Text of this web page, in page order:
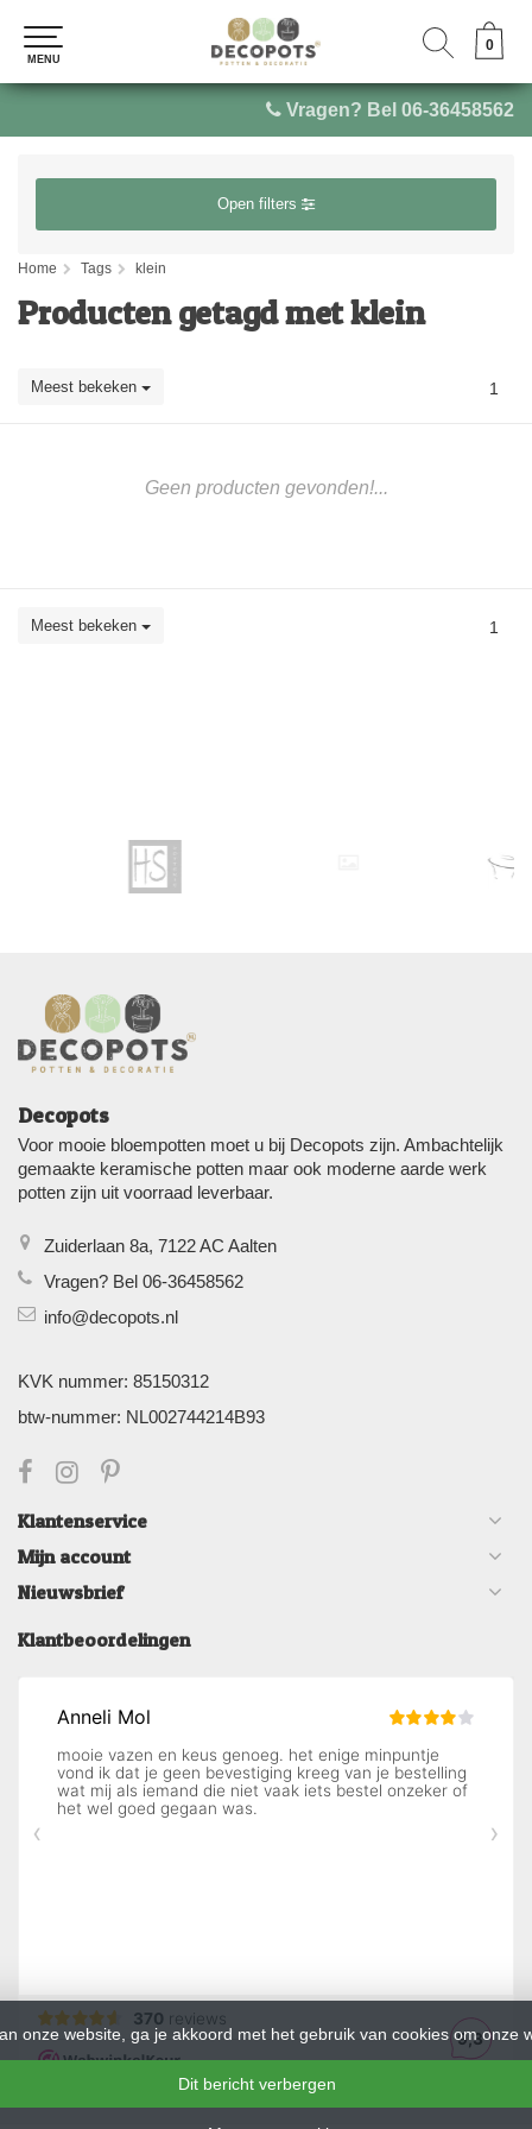
Vragen? Bel 06-36458562
0
MENU
0
MENU
Open filters
Home Tags klein
Producten getagd met klein
Meest bekeken 1
Geen producten gevonden!...
Meest bekeken 1
Decopots
Voor mooie bloempotten moet u bij Decopots zijn. Ambachtelijk
gemaakte keramische potten maar ook moderne aarde werk
potten zijn uit voorraad leverbaar.
Zuiderlaan 8a, 7122 AC Aalten
Vragen? Bel 06-36458562
info@decopots.nl
KVK nummer: 85150312
btw-nummer: NL002744214B93
Klantenservice
Mijn account
Nieuwsbrief
Klantbeoordelingen
onze website, ga je akkoord met het gebruik van cookies om onze
Dit bericht verbergen